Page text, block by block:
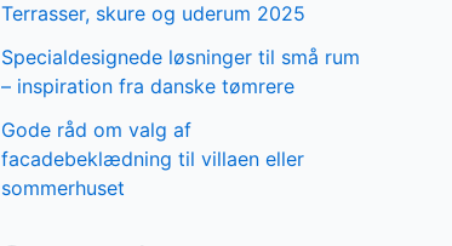
Terrasser, skure og uderum 2025
Specialdesignede løsninger til små rum
– inspiration fra danske tømrere
Gode råd om valg af
facadebeklædning til villaen eller
sommerhuset